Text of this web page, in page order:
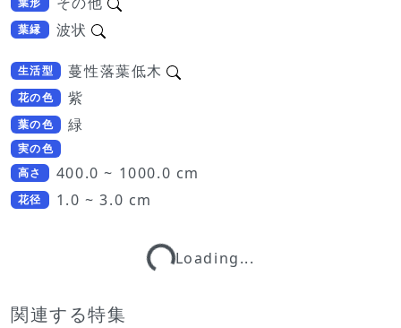
葉縁 波状
生活型 蔓性落葉低木
花の色 紫
葉の色 緑
実の色
高さ
400.0 ~ 1000.0 cm
花径 1.0 ~ 3.0 cm
Loading...
Loading...
関連する特集